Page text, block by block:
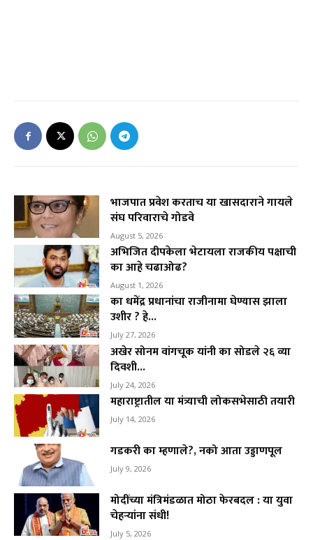
भाजपात प्रवेश करताच या खासदाराने गायले
संघ परिवाराचे गोडवे
August 5, 2026
अभिजित दीपकेला भेटायला राजकीय पक्षाची
का आहे चढाओढ?
August 1, 2026
का धमेंद्र प्रधानांचा राजीनामा घेण्यास झाला
उशीर ? हे...
July 27, 2026
अखेर सोनम वांगचूक यांनी का सोडले २६ व्या
दिवशी...
July 24, 2026
महाराष्ट्रातील या मंत्र्याची लोकसभेसाठी तयारी
July 14, 2026
गडकरी का म्हणाले?, नको आता उड्डाणपूल
July 9, 2026
मोदींच्या मंत्रिमंडळात मोठा फेरबदल : या युवा
चेहऱ्यांना संधी!
July 5, 2026